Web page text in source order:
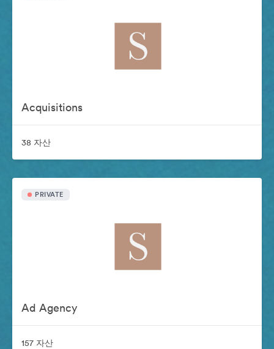
Acquisitions
38 자산
PRIVATE
Ad Agency
157 자산